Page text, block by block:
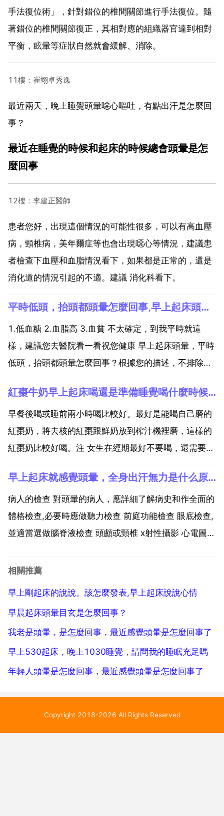
手法復位術」，針對錯位的椎間關節進行手法復位。隨
著錯位的椎間關節復正，其相對應的組織器官達到相對
平衡，眩暈等症狀自然就會緩解、消除。
11樓：崔翊卓秀逸
最近兩天，晚上睡覺頭暈噁心嘔吐，有點出汗是怎麼回
事？
最近在睡覺的時候和起床的時候總會頭暈是怎
麼回事
12樓：李建正醫師
患者您好，出現這個情況的可能性很多，可以有高血壓
病，頸椎病，美年爾症等也會出現噁心等情況，建議患
者檢查下血壓和血脂情況看下，如果都是正常的，還是
消化道的情況引起的不適。建議 消化科看下。
平時低頭，抬頭都頭暈怎麼回事,早上起床頭暈，平時低頭，抬頭都頭暈怎麼回事？
1.低血糖 2.血脂高 3.血貧 不太確定，到我平時就這
樣，建議您去醫院看一看祝您健康 早上起床頭暈，平時
低頭，抬頭都頭暈怎麼回事？根據您的描述，不排除或
建議做一下血常規 血壓 頸椎片等檢查，明確 再進行藥
物 平時注意休息，希望對您有所幫助！您...
紅棗牛奶早上起床喝還是準備睡覺喝什麼時候喝最好
早餐後喝或睡前兩小時喝比較好。最好是能喝自己磨的
紅棗奶，將去核的紅棗跟鮮奶放到榨汁機裡磨，這樣的
紅棗奶比較好喝。注 女生在經期最好不要喝，還需要注
白質，另外還有一種能夠促進睡眠的色氨酸，還有具有
鎮靜作用的嗎啡類的天然物質，所以在早晨喝牛奶，可
能會使大腦...
早上起床就感覺頭暈，全身出汗無力是什么原因
病人的檢查 對頭暈的病人，應詳細了解病史和作全面的
體格檢查,必要時應做聽力檢查 前庭功能檢查 眼底檢查,
並適當選做腦脊液檢查 頭顱或頸椎 x射性攝影 心電圖
為是小毛病，餓時會頭暈 經期前後會頭暈，蹲久了站起
相關推薦
早上剛起床的說說。該怎麼發表,早上起床說說心情
早晨起床頭暈目玄是怎麼回事？
我老是頭暈，是怎麼回事，最近感覺頭暈是怎麼回事了
早上530起床，晚上1030睡覺，請問我的睡眠充足嗎
年輕人頭暈是怎麼回事，最近感覺頭暈是怎麼回事了
Copyright 2018-2026 All Rights Reserved